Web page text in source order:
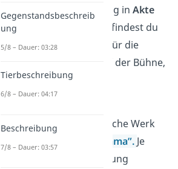
auch an ihrer Gliederung in Akte
und
. Zusätzlich findest du
in ihnen Anweisungen für die
spätere Umsetzung auf der Bühne,
die sogenannten
Regieanweisungen
Das eigentliche literarische Werk
bezeichnest du als
Drama”. Je
nach Verlauf der Handlung
Gegenstandsbeschreib
ung
5/8 – Dauer: 03:28
Tierbeschreibung
6/8 – Dauer: 04:17
Beschreibung
7/8 – Dauer: 03:57